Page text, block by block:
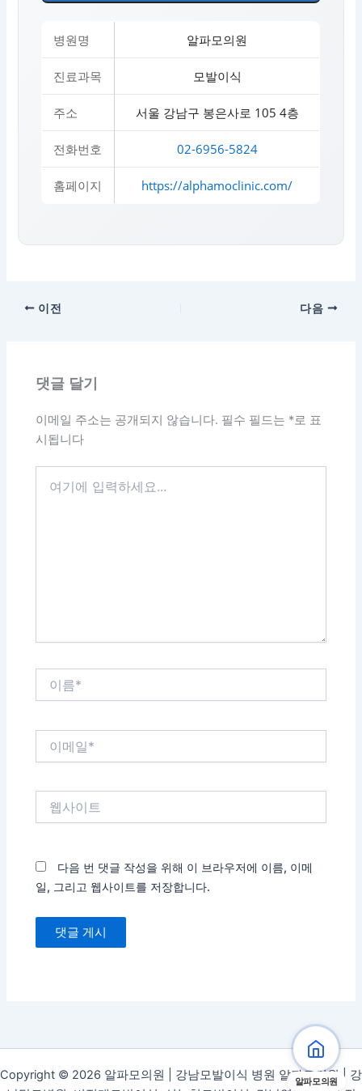
병원명 알파모의원
진료과목 모발이식
주소 서울 강남구 봉은사로 105 4층
전화번호 02-6956-5824
홈페이지 https://alphamoclinic.com/
알파모의원
이전 다음
댓글 달기
이메일 주소는 공개되지 않습니다. 필수 필드는 *로 표
시됩니다
다음 번 댓글 작성을 위해 이 브라우저에 이름, 이메
일, 그리고 웹사이트를 저장합니다.
Copyright © 2026 알파모의원 | 강남모발이식 병원 알파모의원 | 강